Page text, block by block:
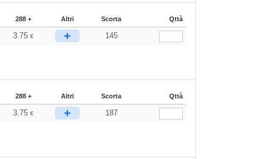
288 + Altri Scorta Qttà
3.75 € + 145
288 + Altri Scorta Qttà
3.75 € + 187